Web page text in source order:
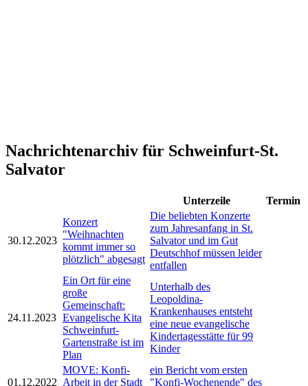
Nachrichtenarchiv für Schweinfurt-St.
Salvator
Unterzeile Termin
30.12.2023
Konzert
"Weihnachten
kommt immer so
plötzlich" abgesagt
Die beliebten Konzerte
zum Jahresanfang in St.
Salvator und im Gut
Deutschhof müssen leider
entfallen
24.11.2023
Ein Ort für eine
große
Gemeinschaft:
Evangelische Kita
Schweinfurt-
Gartenstraße ist im
Plan
Unterhalb des
Leopoldina-
Krankenhauses entsteht
eine neue evangelische
Kindertagesstätte für 99
Kinder
01.12.2022
MOVE: Konfi-
Arbeit in der Stadt
ein Bericht vom ersten
"Konfi-Wochenende" des